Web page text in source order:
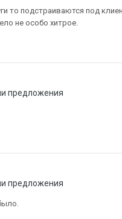
то подстраиваются под
не особо хитрое.
предложения
предложения